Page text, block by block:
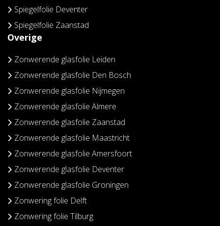
Spiegelfolie Deventer
Spiegelfolie Zaanstad
Overige
Zonwerende glasfolie Leiden
Zonwerende glasfolie Den Bosch
Zonwerende glasfolie Nijmegen
Zonwerende glasfolie Almere
Zonwerende glasfolie Zaanstad
Zonwerende glasfolie Maastricht
Zonwerende glasfolie Amersfoort
Zonwerende glasfolie Deventer
Zonwerende glasfolie Groningen
Zonwering folie Delft
Zonwering folie Tilburg